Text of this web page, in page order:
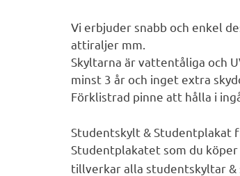
Vi erbjuder snabb och enkel
attiraljer mm.
Skyltarna är vattentåliga och
minst 3 år och inget extra
Förklistrad pinne att hålla i
Studentskylt & Studentplakat
Studentplakatet som du köper
tillverkar alla studentskyltar &